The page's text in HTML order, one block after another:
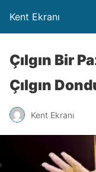
Kent Ekranı
Çılgın Bir
Çılgın
Kent Ekranı